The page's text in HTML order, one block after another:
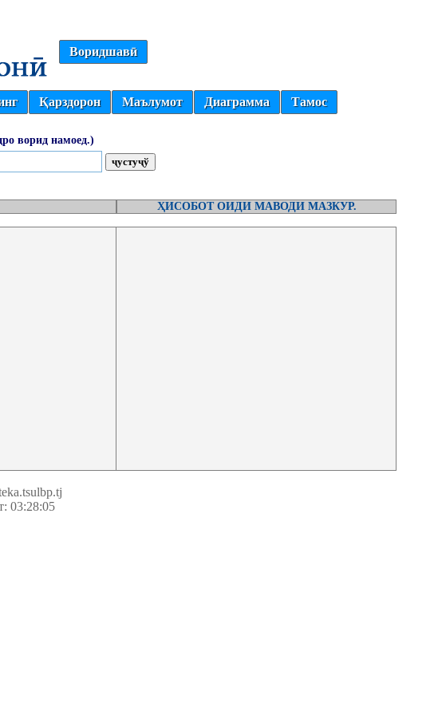
Воридшавӣ
Қарздорон Маълумот Диаграмма Тамос
ворид намоед.)
ҲИСОБОТ ОИДИ МАВОДИ МАЗКУР.
03:28:05